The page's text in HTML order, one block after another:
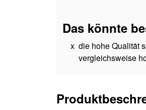
Das könnte
die hohe Qualität
vergleichsweise